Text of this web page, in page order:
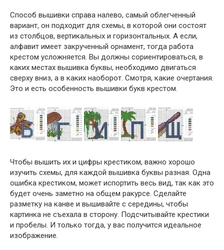
Способ вышивки справа налево, самый облегченный
вариант, он подходит для схемы, в которой они состоят
из столбцов, вертикальных и горизонтальных. А если,
алфавит имеет закрученный орнамент, тогда работа
крестом усложняется. Вы должны сориентироваться, в
каких местах вышивка буквы, необходимо двигаться
сверху вниз, а в каких наоборот. Смотря, какие очертания.
Это и есть особенность вышивки букв крестом.
Чтобы вышить их и цифры крестиком, важно хорошо
изучить схемы, для каждой вышивка буквы разная. Одна
ошибка крестиком, может испортить весь вид, так как это
будет очень заметно на общем ракурсе. Сделайте
разметку на канве и вышивайте с середины, чтобы
картинка не съехала в сторону. Подсчитывайте крестики
и пробелы. И только тогда, у вас получится идеальное
изображение.